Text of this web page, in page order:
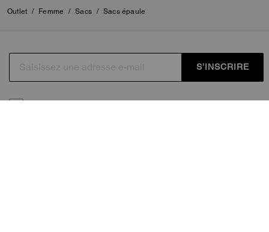
Outlet / Femme / Sacs / Sacs épaule
S’INSCRIRE